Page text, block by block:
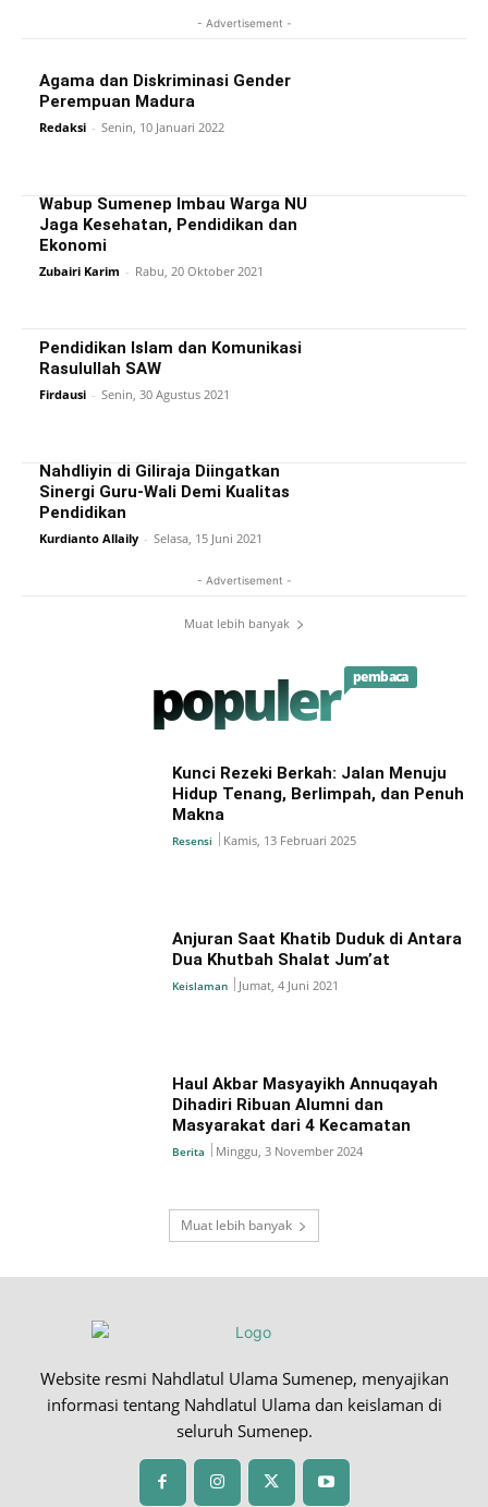
- Advertisement -
Agama dan Diskriminasi Gender
Perempuan Madura
Redaksi - Senin, 10 Januari 2022
Wabup Sumenep Imbau Warga NU
Jaga Kesehatan, Pendidikan dan
Ekonomi
Zubairi Karim - Rabu, 20 Oktober 2021
Pendidikan Islam dan Komunikasi
Rasulullah SAW
Firdausi - Senin, 30 Agustus 2021
Nahdliyin di Giliraja Diingatkan
Sinergi Guru-Wali Demi Kualitas
Pendidikan
Kurdianto Allaily - Selasa, 15 Juni 2021
- Advertisement -
Muat lebih banyak
populer pembaca
Kunci Rezeki Berkah: Jalan Menuju
Hidup Tenang, Berlimpah, dan Penuh
Makna
Resensi Kamis, 13 Februari 2025
Anjuran Saat Khatib Duduk di Antara
Dua Khutbah Shalat Jum’at
Keislaman Jumat, 4 Juni 2021
Haul Akbar Masyayikh Annuqayah
Dihadiri Ribuan Alumni dan
Masyarakat dari 4 Kecamatan
Berita Minggu, 3 November 2024
Muat lebih banyak
Website resmi Nahdlatul Ulama Sumenep, menyajikan
informasi tentang Nahdlatul Ulama dan keislaman di
seluruh Sumenep.